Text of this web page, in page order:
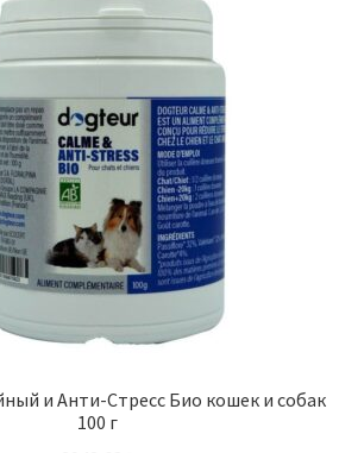
и Анти-Стресс Био кошек и собак
100 г